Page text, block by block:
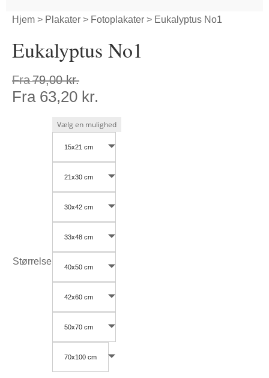
Hjem > Plakater > Fotoplakater > Eukalyptus No1
Eukalyptus No1
Fra79,00kr.
Fra 63,20 kr.
Størrelse
15x21 cm
21x30 cm
30x42 cm
33x48 cm
40x50 cm
42x60 cm
50x70 cm
70x100 cm